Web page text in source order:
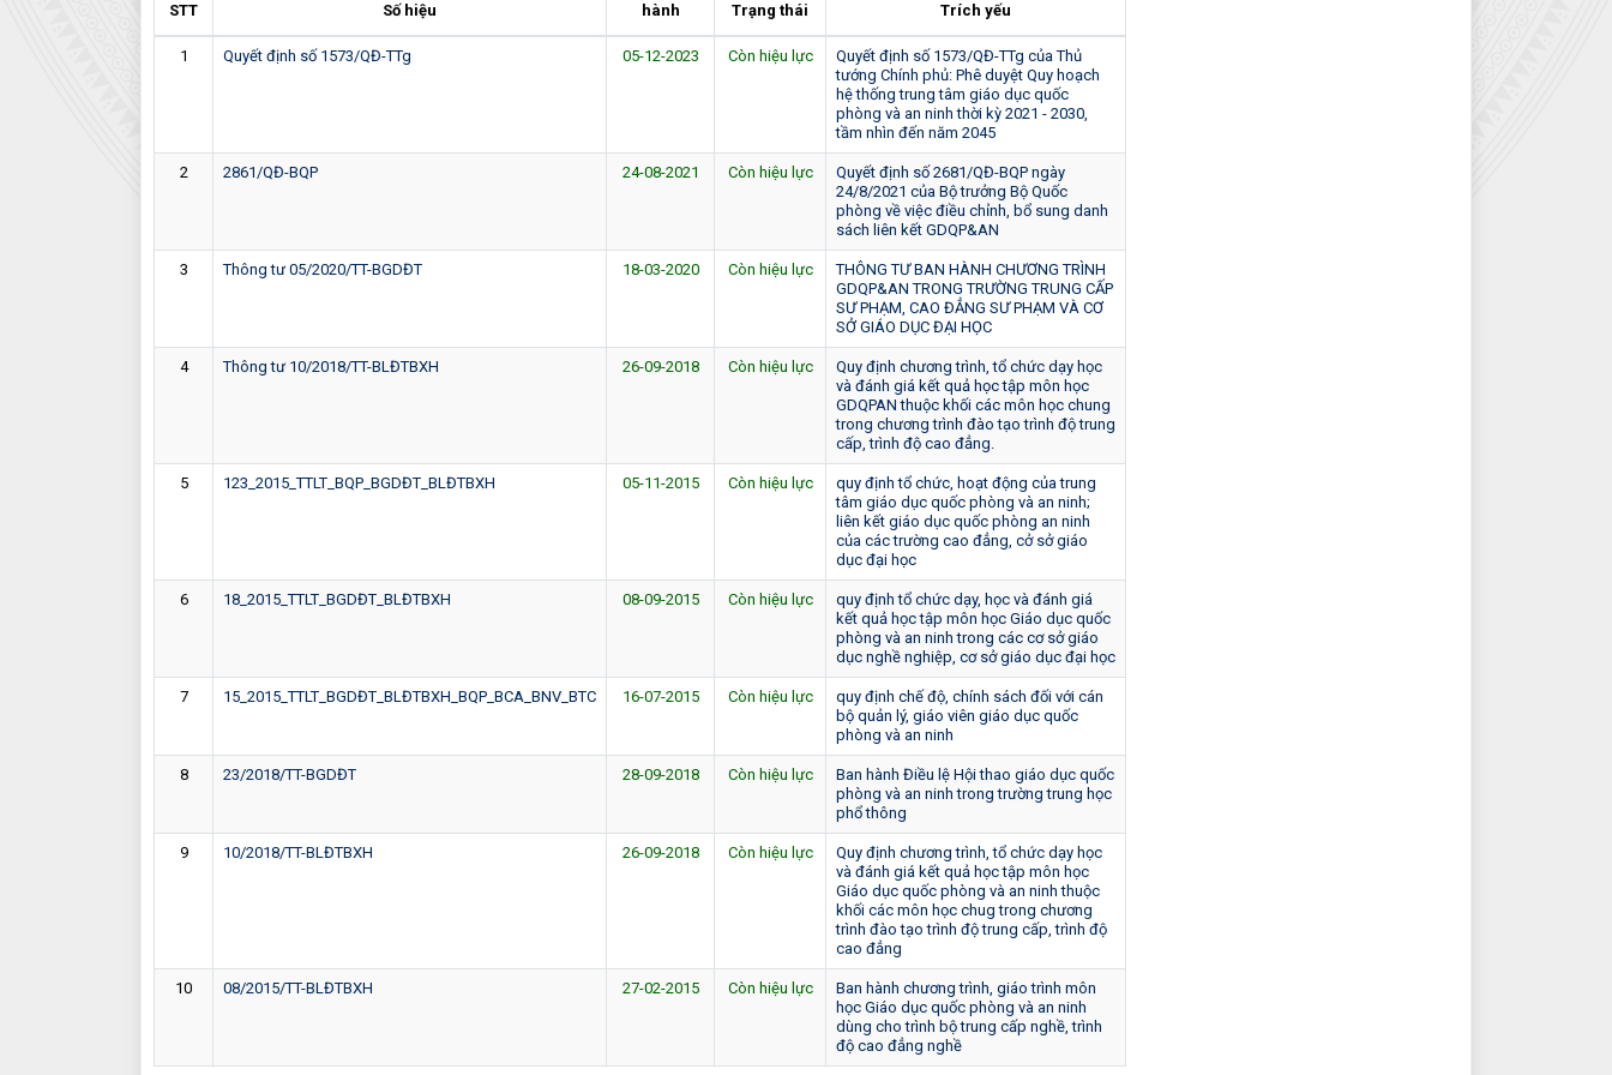
STT Số hiệu
hành
Trạng thái Trích yếu
1 Quyết định số 1573/QĐ-TTg 05-12-2023 Còn hiệu lực
Quyết định số 1573/QĐ-TTg của Thủ
tướng Chính phủ: Phê duyệt Quy hoạch
hệ thống trung tâm giáo dục quốc
phòng và an ninh thời kỳ 2021 - 2030,
tầm nhìn đến năm 2045
2 2861/QĐ-BQP 24-08-2021 Còn hiệu lực
Quyết định số 2681/QĐ-BQP ngày
24/8/2021 của Bộ trưởng Bộ Quốc
phòng về việc điều chỉnh, bổ sung danh
sách liên kết GDQP&AN
3 Thông tư 05/2020/TT-BGDĐT 18-03-2020 Còn hiệu lực
THÔNG TƯ BAN HÀNH CHƯƠNG TRÌNH
GDQP&AN TRONG TRƯỜNG TRUNG CẤP
SƯ PHẠM, CAO ĐẲNG SƯ PHẠM VÀ CƠ
SỞ GIÁO DỤC ĐẠI HỌC
4 Thông tư 10/2018/TT-BLĐTBXH 26-09-2018 Còn hiệu lực
Quy định chương trình, tổ chức dạy học
và đánh giá kết quả học tập môn học
GDQPAN thuộc khối các môn học chung
trong chương trình đào tạo trình độ trung
cấp, trình độ cao đẳng.
5 123_2015_TTLT_BQP_BGDĐT_BLĐTBXH 05-11-2015 Còn hiệu lực
quy định tổ chức, hoạt động của trung
tâm giáo dục quốc phòng và an ninh;
liên kết giáo dục quốc phòng an ninh
của các trường cao đẳng, cở sở giáo
dục đại học
6 18_2015_TTLT_BGDĐT_BLĐTBXH 08-09-2015 Còn hiệu lực
quy định tổ chức dạy, học và đánh giá
kết quả học tập môn học Giáo dục quốc
phòng và an ninh trong các cơ sở giáo
dục nghề nghiệp, cơ sở giáo dục đại học
7 15_2015_TTLT_BGDĐT_BLĐTBXH_BQP_BCA_BNV_BTC 16-07-2015 Còn hiệu lực
quy định chế độ, chính sách đối với cán
bộ quản lý, giáo viên giáo dục quốc
phòng và an ninh
8 23/2018/TT-BGDĐT 28-09-2018 Còn hiệu lực
Ban hành Điều lệ Hội thao giáo dục quốc
phòng và an ninh trong trường trung học
phổ thông
9 10/2018/TT-BLĐTBXH 26-09-2018 Còn hiệu lực
Quy định chương trình, tổ chức dạy học
và đánh giá kết quả học tập môn học
Giáo dục quốc phòng và an ninh thuộc
khối các môn học chug trong chương
trình đào tạo trình độ trung cấp, trình độ
cao đẳng
10 08/2015/TT-BLĐTBXH 27-02-2015 Còn hiệu lực
Ban hành chương trình, giáo trình môn
học Giáo dục quốc phòng và an ninh
dùng cho trình bộ trung cấp nghề, trình
độ cao đẳng nghề